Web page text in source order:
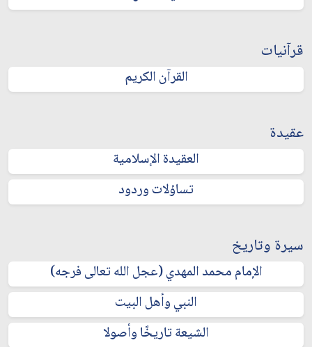
قرآنيات
القرآن الكريم
عقيدة
العقيدة الإسلامية
تساؤلات وردود
سيرة وتاريخ
الإمام محمد المهدي (عجل الله تعالى فرجه)
النبي وأهل البيت
الشيعة تاريخًا وأصولا